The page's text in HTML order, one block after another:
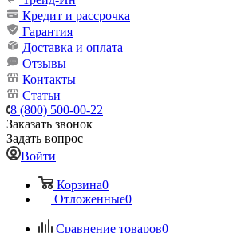
Кредит и рассрочка
Гарантия
Доставка и оплата
Отзывы
Контакты
Статьи
8 (800) 500-00-22
Заказать звонок
Задать вопрос
Войти
Корзина0
Отложенные0
Сравнение товаров0